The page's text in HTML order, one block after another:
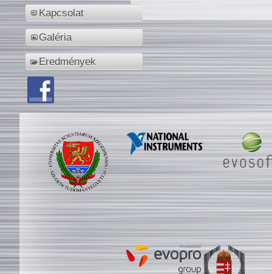
Kapcsolat
Galéria
Eredmények